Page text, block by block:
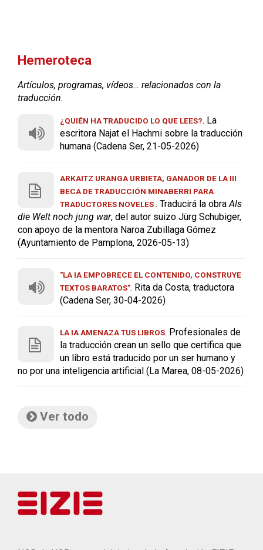
Hemeroteca
Artículos, programas, vídeos… relacionados con la
traducción.
¿QUIÉN HA TRADUCIDO LO QUE LEES?. La
escritora Najat el Hachmi sobre la traducción
humana (Cadena Ser, 21-05-2026)
ARKAITZ URANGA URBIETA, GANADOR DE LA III
BECA DE TRADUCCIÓN MINABERRI PARA
TRADUCTORES NOVELES. Traducirá la obraAls
die Welt noch jung war, del autor suizo Jürg Schubiger,
con apoyo de la mentora Naroa Zubillaga Gómez
(Ayuntamiento de Pamplona, 2026-05-13)
"LA IA EMPOBRECE EL CONTENIDO, CONSTRUYE
TEXTOS BARATOS". Rita da Costa, traductora
(Cadena Ser, 30-04-2026)
LA IA AMENAZA TUS LIBROS. Profesionales de
la traducción crean un sello que certifica que
un libro está traducido por un ser humano y
no por una inteligencia artificial (La Marea, 08-05-2026)
Ver todo